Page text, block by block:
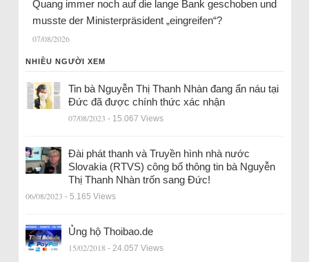
Quang immer noch auf die lange Bank geschoben und
musste der Ministerpräsident „eingreifen“?
07/08/2026
NHIỀU NGƯỜI XEM
Tin bà Nguyễn Thị Thanh Nhàn đang ẩn náu tại
Đức đã được chính thức xác nhận
07/08/2023 - 15.067 Views
Đài phát thanh và Truyền hình nhà nước
Slovakia (RTVS) công bố thông tin bà Nguyễn
Thị Thanh Nhàn trốn sang Đức!
06/08/2023 - 5.165 Views
Ủng hộ Thoibao.de
15/02/2018 - 24.057 Views